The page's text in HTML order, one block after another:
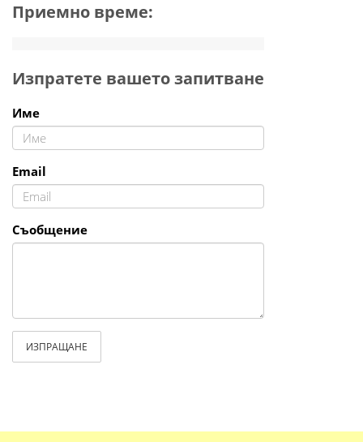
Приемно време:
Изпратете вашето запитване
Име
Email
Съобщение
ИЗПРАЩАНЕ